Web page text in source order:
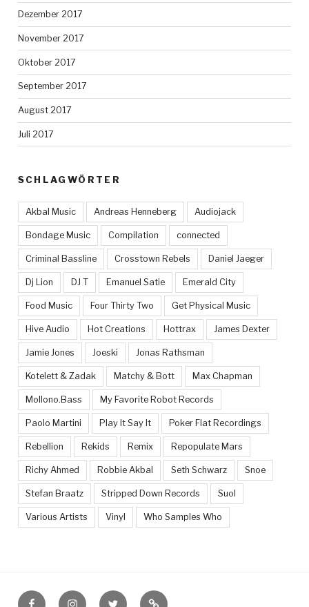
Dezember 2017
November 2017
Oktober 2017
September 2017
August 2017
Juli 2017
SCHLAGWÖRTER
Akbal Music Andreas Henneberg Audiojack
Bondage Music Compilation connected
Criminal Bassline Crosstown Rebels Daniel Jaeger
Dj Lion DJ T Emanuel Satie Emerald City
Food Music Four Thirty Two Get Physical Music
Hive Audio Hot Creations Hottrax James Dexter
Jamie Jones Joeski Jonas Rathsman
Kotelett & Zadak Matchy & Bott Max Chapman
Mollono.Bass My Favorite Robot Records
Paolo Martini Play It Say It Poker Flat Recordings
Rebellion Rekids Remix Repopulate Mars
Richy Ahmed Robbie Akbal Seth Schwarz Snoe
Stefan Braatz Stripped Down Records Suol
Various Artists Vinyl Who Samples Who
FacebookInstagramTwitter Feed